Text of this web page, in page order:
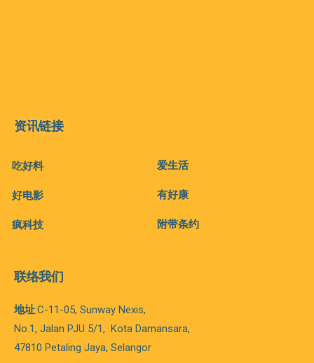
资讯链接
吃好料
好电影
疯科技
爱生活
有好康
附带条约
联络我们
地址:C-11-05, Sunway Nexis,
No.1, Jalan PJU 5/1, Kota Damansara,
47810 Petaling Jaya, Selangor